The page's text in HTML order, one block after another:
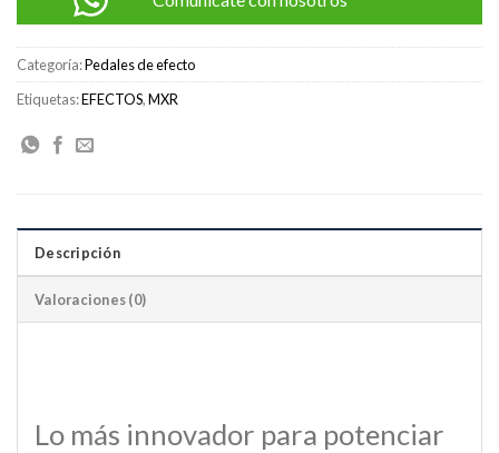
Categoría:Pedales de efecto
Etiquetas:EFECTOS,MXR
Descripción
Valoraciones (0)
Lo más innovador para potenciar